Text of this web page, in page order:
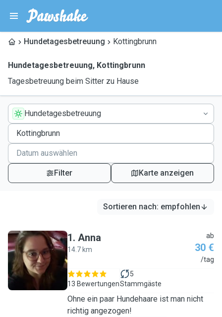
Hundetagesbetreuung Kottingbrunn
Hundetagesbetreuung, Kottingbrunn
Tagesbetreuung beim Sitter zu Hause
Hundetagesbetreuung
Filter Karte anzeigen
Sortieren nach: empfohlen
A
1. Anna
14.7 km
ab
30 €
/tag
13 Bewertungen
5
Stammgäste
Ohne ein paar Hundehaare ist man nicht
richtig angezogen!